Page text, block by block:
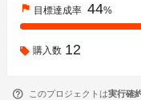
flag 目標達成率 44%
購入数 12
このプロジェクトは実行確